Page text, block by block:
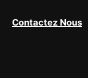
Contactez Nous